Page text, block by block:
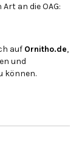
an die OAG:
auf Ornitho.de,
und
können.